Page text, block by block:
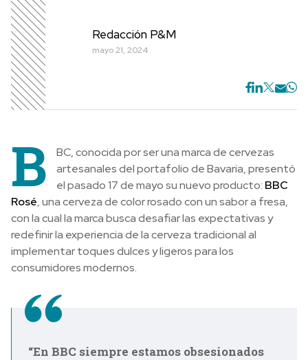
Redacción P&M
mayo 21, 2024
B
BC, conocida por ser una marca de cervezas
artesanales del portafolio de Bavaria, presentó
el pasado 17 de mayo su nuevo producto: BBC
Rosé, una cerveza de color rosado con un sabor a fresa,
con la cual la marca busca desafiar las expectativas y
redefinir la experiencia de la cerveza tradicional al
implementar toques dulces y ligeros para los
consumidores modernos.
“En BBC siempre estamos obsesionados